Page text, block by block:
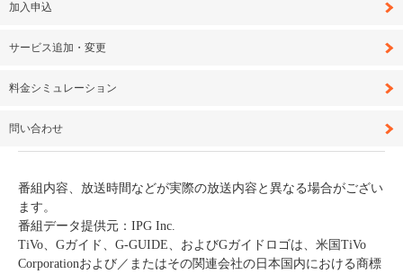
加入申込
サービス追加・変更
料金シミュレーション
問い合わせ
番組内容、放送時間などが実際の放送内容と異なる場合がござい
ます。
番組データ提供元：IPG Inc.
TiVo、Gガイド、G-GUIDE、およびGガイドロゴは、米国TiVo
Corporationおよび／またはその関連会社の日本国内における商標